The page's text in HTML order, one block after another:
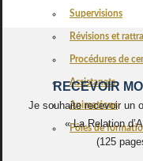
Supervisions
Révisions et
Procédures de
Assistanats
Animations
Pôles de
RECEVOIR
Je souhaite recevoir un
« La Relation
(125